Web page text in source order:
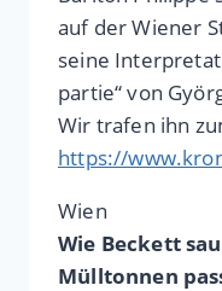
auf der Wiener
seine
partie“ von
Wir trafen ihn
https://
Wien
Wie Beckett
Mülltonnen